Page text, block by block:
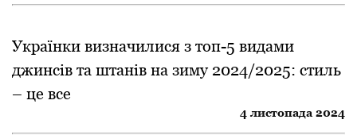
Українки визначилися з топ-5 видами
джинсів та штанів на зиму 2024/2025: стиль
– це все
4 листопада 2024